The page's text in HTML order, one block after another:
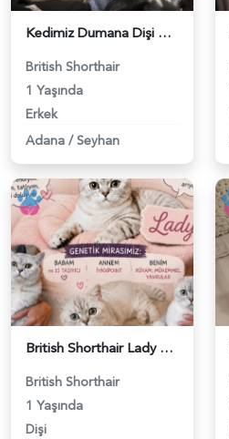
Kedimiz Dumana Dişi Eş arıyoruz - 118984658
British Shorthair
1 Yaşında
Erkek
Adana / Seyhan
British Shorthair Lady kociş arıyor - 118984656
British Shorthair
1 Yaşında
Dişi